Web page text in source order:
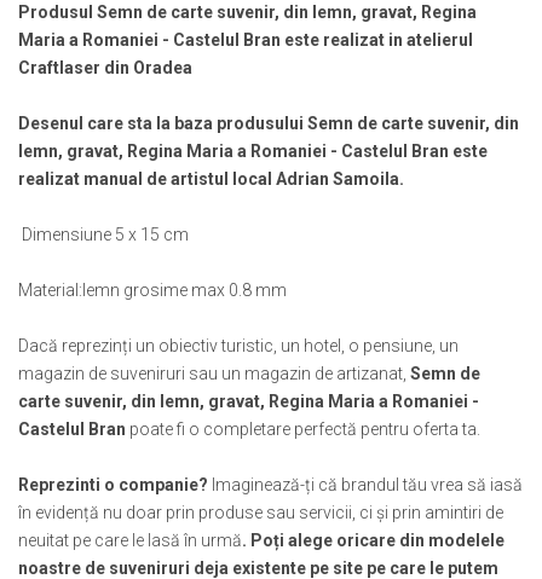
Muzeul National de Istorie a Romaniei
Muzeul Unirii Iasi
Orase si zone istorice
Bucuresti
Cluj Napoca
Iasi
Oradea
Timisoara
Palate si Curti Domnesti
Curtea Domneasca, Targoviste
Ruginoasa
Palatul Culturii Iasi
Suport pahare suvenir
Suport pahare suvenir din lemn
Tablou suvenir
Tablouri acuarela
Tablouri gravate
Colectia "Visit Romania"
Colectia Vintage
Produsul Semn de carte suvenir, din lemn, gravat, Regina
Maria a Romaniei - Castelul Bran este realizat in atelierul
Craftlaser din Oradea
Desenul care sta la baza produsului Semn de carte suvenir, din
lemn, gravat, Regina Maria a Romaniei - Castelul Bran este
realizat manual de artistul local Adrian Samoila.
Dimensiune 5 x 15 cm
Material:lemn grosime max 0.8 mm
Dacă reprezinți un obiectiv turistic, un hotel, o pensiune, un
magazin de suveniruri sau un magazin de artizanat, Semn de
carte suvenir, din lemn, gravat, Regina Maria a Romaniei -
Castelul Bran poate fi o completare perfectă pentru oferta ta.
Reprezinti o companie? Imaginează-ți că brandul tău vrea să iasă
în evidență nu doar prin produse sau servicii, ci și prin amintiri de
neuitat pe care le lasă în urmă. Poți alege oricare din modelele
noastre de suveniruri deja existente pe site pe care le putem